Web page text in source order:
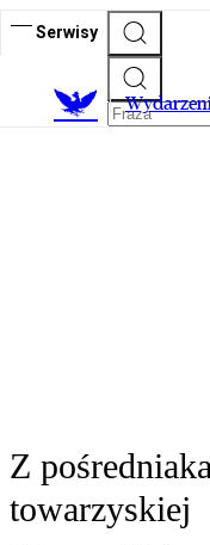
Serwisy
Z
towarzyskiej